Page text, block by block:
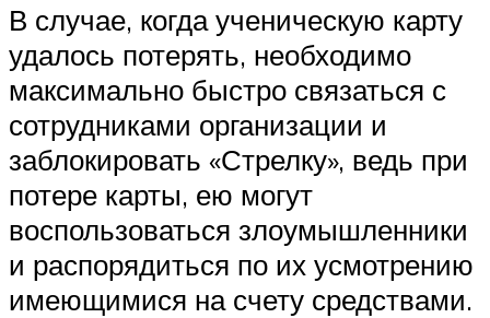
В случае, когда ученическую карту
удалось потерять, необходимо
максимально быстро связаться с
сотрудниками организации и
заблокировать «Стрелку», ведь при
потере карты, ею могут
воспользоваться злоумышленники
и распорядиться по их усмотрению
имеющимися на счету средствами.